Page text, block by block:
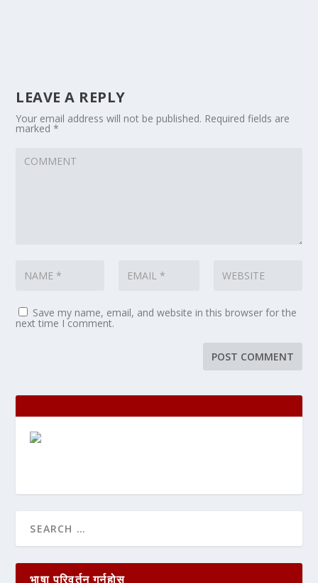
LEAVE A REPLY
Your email address will not be published. Required fields are
marked*
Save my name, email, and website in this browser for the
next time I comment.
भाषा परिवर्तन गर्नुहोस्